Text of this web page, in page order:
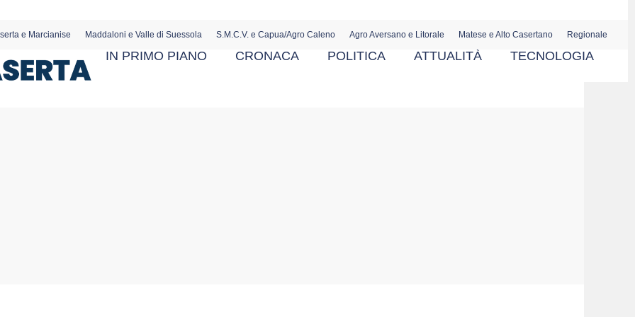
e Marcianise Maddaloni e Valle di Suessola S.M.C.V. e Capua/Agro Caleno Agro Aversano e Litorale Matese e Alto Casertano Regionale
IN PRIMO PIANO CRONACA POLITICA ATTUALITÀ TECNOLOGIA